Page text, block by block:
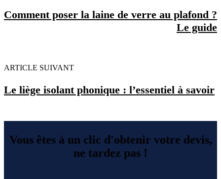
Comment poser la laine de verre au plafond ?
Le guide
ARTICLE SUIVANT
Le liège isolant phonique : l’essentiel à savoir
Vous êtes à un clic d'obtenir votre devis,
ne tardez pas !